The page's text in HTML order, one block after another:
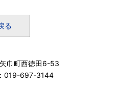
る
巾町西徳田6-53
019-697-3144